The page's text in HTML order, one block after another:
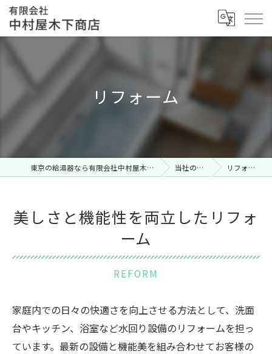
リフォーム
東京の給湯器なら有限会社中村屋木下商店 当社の特徴 リフォーム
美しさと機能性を両立したリフォ
ーム
REFORM
家庭内での日々の快適さを向上させる方法として、洗面
台やキッチン、浴室など水回り設備のリフォームを担っ
ています。最新の設備と機能美を組み合わせてお客様の